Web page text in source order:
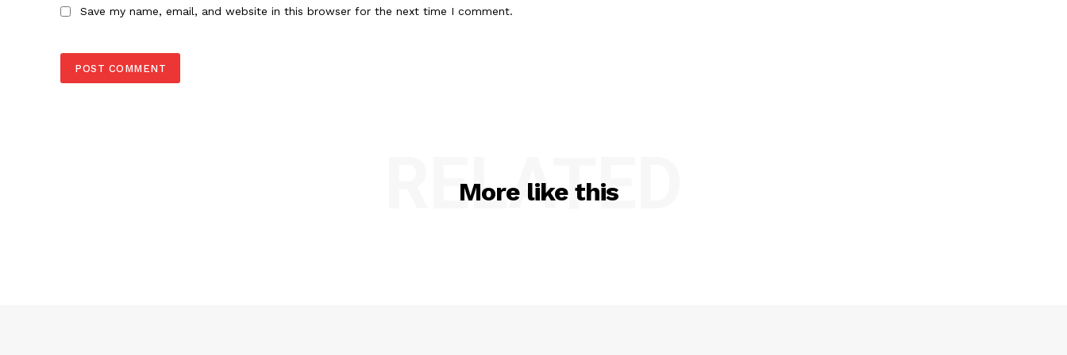
Save my name, email, and website in this browser for the next time I comment.
More like this
RELATED